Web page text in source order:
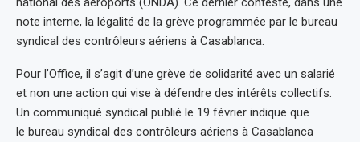
note interne, la légalité de la grève programmée par le bureau
syndical des contrôleurs aériens à Casablanca.
Pour l’Office, il s’agit d’une grève de solidarité avec un salarié
et non une action qui vise à défendre des intérêts collectifs.
Un communiqué syndical publié le 19 février indique que
le bureau syndical des contrôleurs aériens à Casablanca